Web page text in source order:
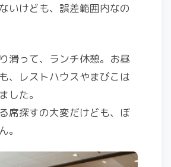
いけども、誤差範囲内なの
滑って、ランチ休憩。お昼
、レストハウスやまびこは
した。
席探すの大変だけども、ぼ
。